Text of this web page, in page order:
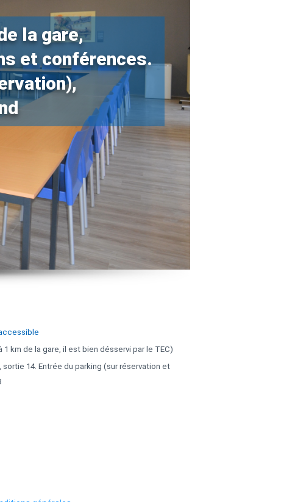
la gare,
et conférences.
1 km de la gare, il est bien désservi par le TEC)
sortie 14. Entrée du parking (sur réservation et